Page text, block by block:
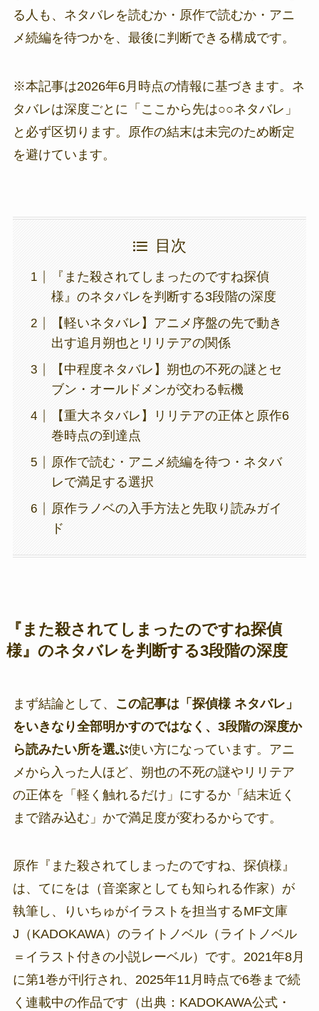
る人も、ネタバレを読むか・原作で読むか・アニ
メ続編を待つかを、最後に判断できる構成です。
※本記事は2026年6月時点の情報に基づきます。ネ
タバレは深度ごとに「ここから先は○○ネタバレ」
と必ず区切ります。原作の結末は未完のため断定
を避けています。
目次
『また殺されてしまったのですね探偵
様』のネタバレを判断する3段階の深度
【軽いネタバレ】アニメ序盤の先で動き
出す追月朔也とリリテアの関係
【中程度ネタバレ】朔也の不死の謎とセ
ブン・オールドメンが交わる転機
【重大ネタバレ】リリテアの正体と原作6
巻時点の到達点
原作で読む・アニメ続編を待つ・ネタバ
レで満足する選択
原作ラノベの入手方法と先取り読みガイ
ド
『また殺されてしまったのですね探偵
様』のネタバレを判断する3段階の深度
まず結論として、
この記事は「探偵様 ネタバレ」
をいきなり全部明かすのではなく、3段階の深度か
ら読みたい所を選ぶ使い方になっています。アニ
メから入った人ほど、朔也の不死の謎やリリテア
の正体を「軽く触れるだけ」にするか「結末近く
まで踏み込む」かで満足度が変わるからです。
原作『また殺されてしまったのですね、探偵様』
は、てにをは（音楽家としても知られる作家）が
執筆し、りいちゅがイラストを担当するMF文庫
J（KADOKAWA）のライトノベル（ライトノベル
＝イラスト付きの小説レーベル）です。2021年8月
に第1巻が刊行され、2025年11月時点で6巻まで続
く連載中の作品です（出典：KADOKAWA公式・